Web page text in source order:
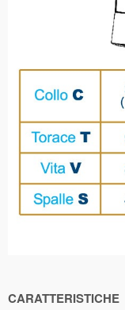
CARATTERISTICHE